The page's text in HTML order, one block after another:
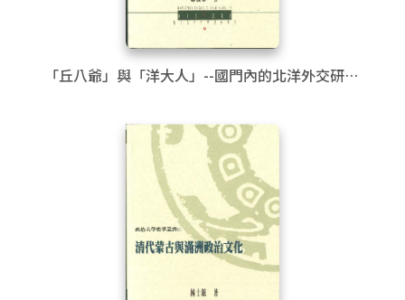
「丘八爺」與「洋大人」--國門內的北洋外交研究